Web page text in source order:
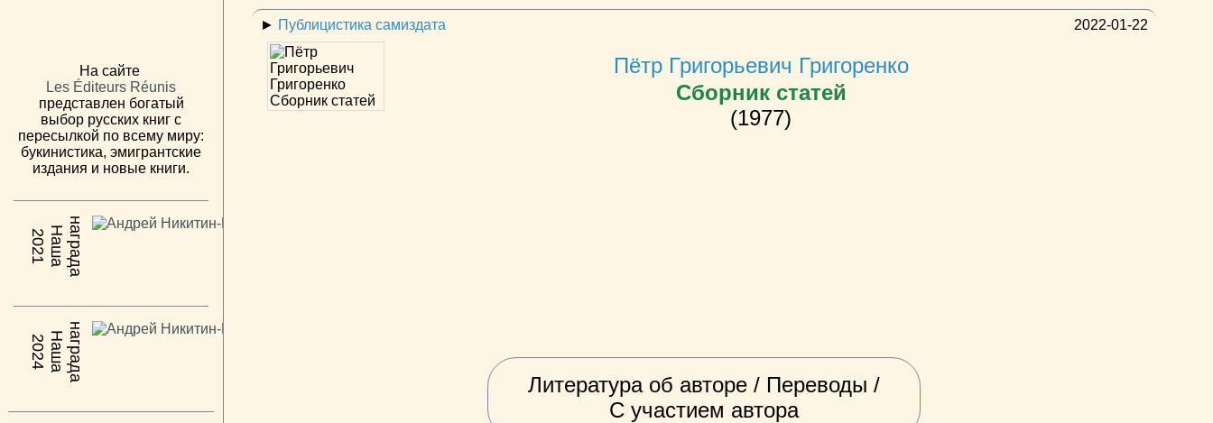
На сайте
Les Éditeurs Réunis
представлен богатый
выбор русских книг с
пересылкой по всему миру:
букинистика, эмигрантские
издания и новые книги.
2021 Н
а
ш
ан
а
г
р
а
да
2024 Н
а
ш
ан
а
г
р
а
да
► Публицистика самиздата 2022-01-22
Пётр Григорьевич Григоренко
Сборник статей
(1977)
Литература об авторе / Переводы /
С участием автора